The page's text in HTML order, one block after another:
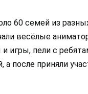
60 семей из
весёлые
игры, пели с
после приняли